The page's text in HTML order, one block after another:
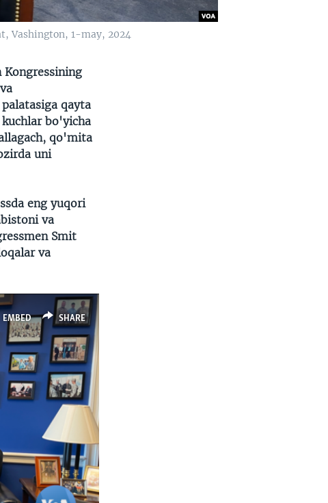
Vashington, 1-may, 2024
Kongressining
qayta
bo'yicha
qo'mita
uni
eng yuqori
va
Smit
va
EMBED SHARE